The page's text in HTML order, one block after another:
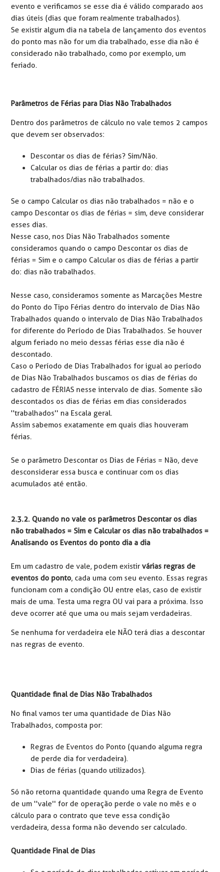
evento e verificamos se esse dia é válido comparado aos
dias úteis (dias que foram realmente trabalhados).
Se existir algum dia na tabela de lançamento dos eventos
do ponto mas não for um dia trabalhado, esse dia não é
considerado não trabalhado, como por exemplo, um
feriado.
Parâmetros de Férias para Dias Não Trabalhados
Dentro dos parâmetros de cálculo no vale temos 2 campos
que devem ser observados:
Descontar os dias de férias? Sim/Não.
Calcular os dias de férias a partir do: dias
trabalhados/dias não trabalhados.
Se o campo Calcular os dias não trabalhados = não e o
campo Descontar os dias de férias = sim, deve considerar
esses dias.
Nesse caso, nos Dias Não Trabalhados somente
consideramos quando o campo Descontar os dias de
férias = Sim e o campo Calcular os dias de férias a partir
do: dias não trabalhados.
Nesse caso, consideramos somente as Marcações Mestre
do Ponto do Tipo Férias dentro do intervalo de Dias Não
Trabalhados quando o intervalo de Dias Não Trabalhados
for diferente do Período de Dias Trabalhados. Se houver
algum feriado no meio dessas férias esse dia não é
descontado.
Caso o Período de Dias Trabalhados for igual ao período
de Dias Não Trabalhados buscamos os dias de férias do
cadastro de FÉRIAS nesse intervalo de dias. Somente são
descontados os dias de férias em dias considerados
''trabalhados'' na Escala geral.
Assim sabemos exatamente em quais dias houveram
férias.
Se o parâmetro Descontar os Dias de Férias = Não, deve
desconsiderar essa busca e continuar com os dias
acumulados até então.
2.3.2. Quando no vale os parâmetros Descontar os dias
não trabalhados = Sim e Calcular os dias não trabalhados =
Analisando os Eventos do ponto dia a dia
Em um cadastro de vale, podem existirvárias regras de
eventos do ponto, cada uma com seu evento. Essas regras
funcionam com a condição OU entre elas, caso de existir
mais de uma. Testa uma regra OU vai para a próxima. Isso
deve ocorrer até que uma ou mais sejam verdadeiras.
Se nenhuma for verdadeira ele NÃO terá dias a descontar
nas regras de evento.
Quantidade final de Dias Não Trabalhados
No final vamos ter uma quantidade de Dias Não
Trabalhados, composta por:
Regras de Eventos do Ponto (quando alguma regra
de perde dia for verdadeira).
Dias de férias (quando utilizados).
Só não retorna quantidade quando uma Regra de Evento
de um ''vale'' for de operação perde o vale no mês e o
cálculo para o contrato que teve essa condição
verdadeira, dessa forma não devendo ser calculado.
Quantidade Final de Dias